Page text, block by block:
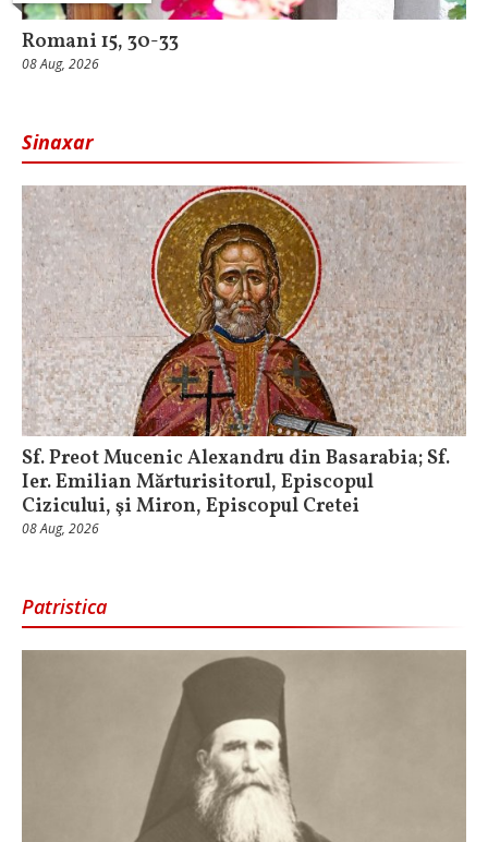
Romani 15, 30-33
08 Aug, 2026
Sinaxar
Sf. Preot Mucenic Alexandru din Basarabia; Sf.
Ier. Emilian Mărturisitorul, Episcopul
Cizicului, şi Miron, Episcopul Cretei
08 Aug, 2026
Patristica